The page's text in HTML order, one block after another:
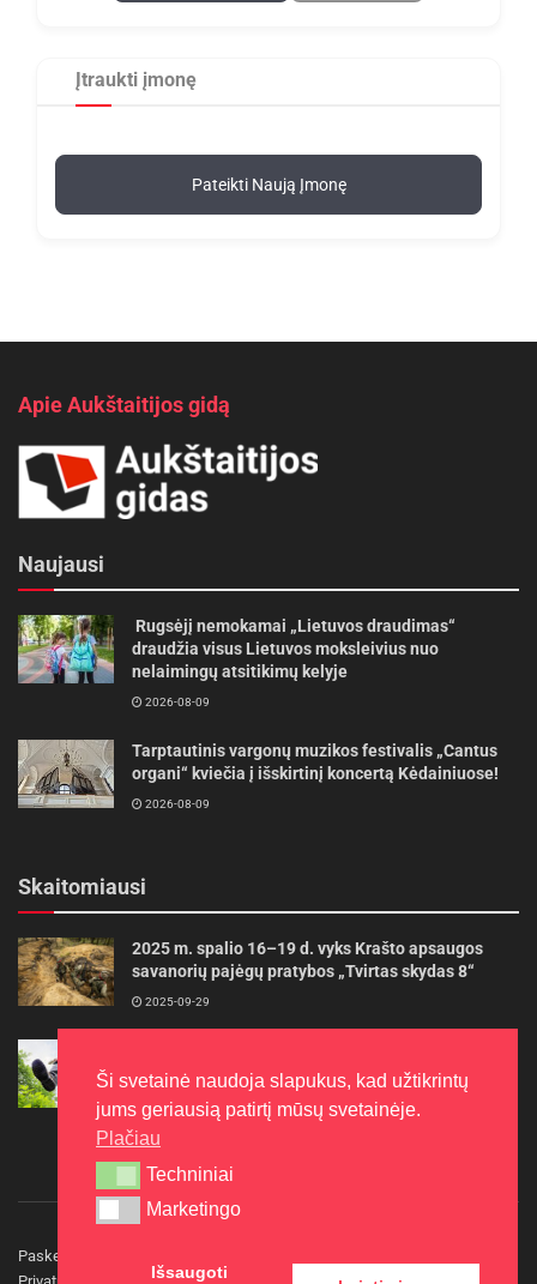
Įtraukti įmonę
Pateikti Naują Įmonę
Apie Aukštaitijos gidą
Naujausi
Rugsėjį nemokamai „Lietuvos draudimas“
draudžia visus Lietuvos moksleivius nuo
nelaimingų atsitikimų kelyje
2026-08-09
Tarptautinis vargonų muzikos festivalis „Cantus
organi“ kviečia į išskirtinį koncertą Kėdainiuose!
2026-08-09
Skaitomiausi
2025 m. spalio 16–19 d. vyks Krašto apsaugos
savanorių pajėgų pratybos „Tvirtas skydas 8“
2025-09-29
ilgiau
2022-06-27
Paskelbkite naujieną
Ši svetainė naudoja slapukus, kad užtikrintų
jums geriausią patirtį mūsų svetainėje.
Plačiau
Techniniai
Techniniai
Marketingo
Marketingo
Išsaugoti